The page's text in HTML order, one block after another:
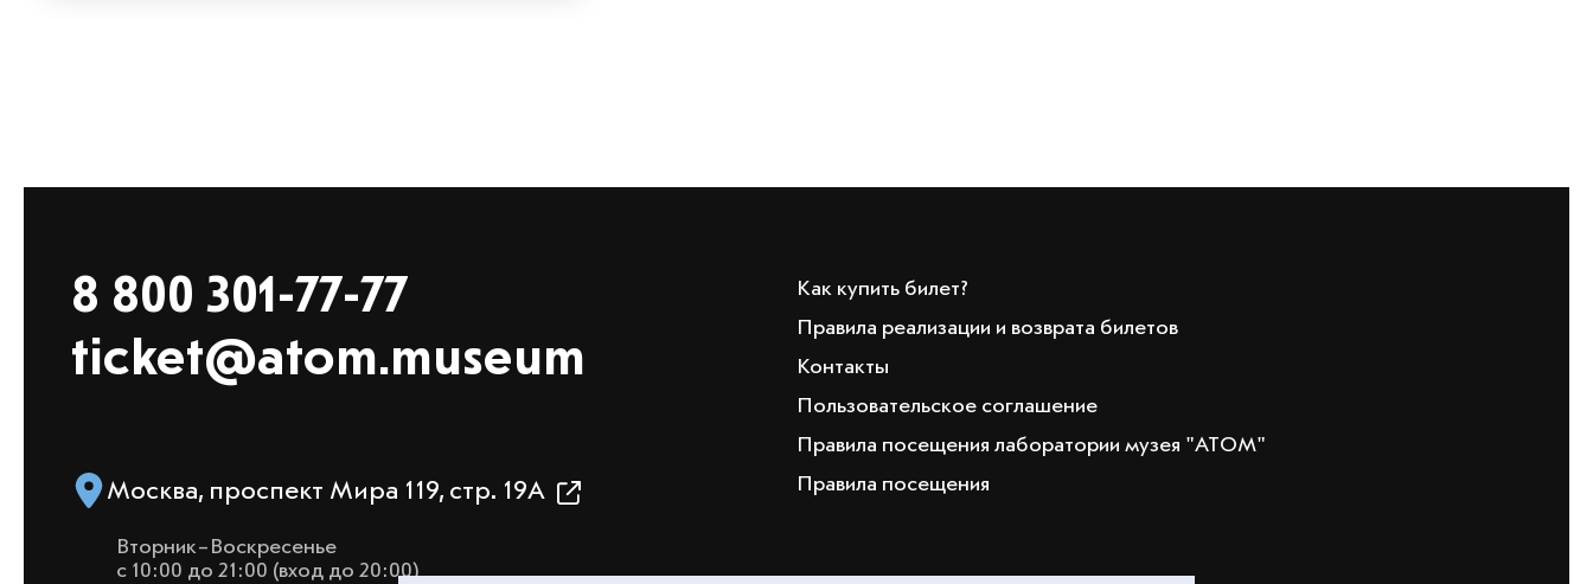
8 800 301-77-77
ticket@atom.museum
Москва, проспект Мира 119, стр. 19А
Вторник–Воскресенье
с 10:00 до 21:00 (вход до 20:00)
Как купить билет?
Правила реализации и возврата билетов
Контакты
Пользовательское соглашение
Правила посещения лаборатории музея "АТОМ"
Правила посещения